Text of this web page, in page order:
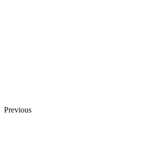
Previous